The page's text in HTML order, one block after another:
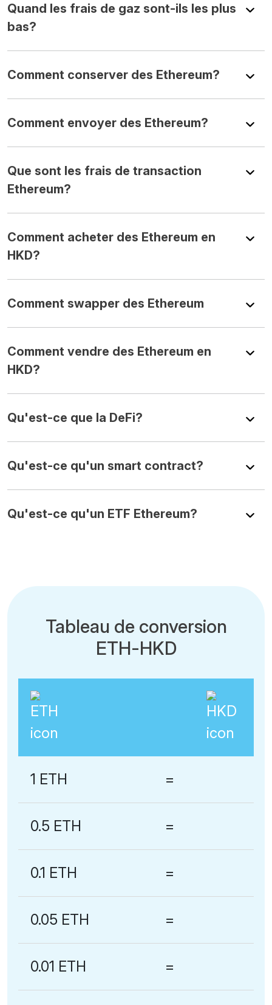
Quand les frais de gaz sont-ils les plus
bas?
Comment conserver des Ethereum?
Comment envoyer des Ethereum?
Que sont les frais de transaction
Ethereum?
Comment acheter des Ethereum en
HKD?
Comment swapper des Ethereum
Comment vendre des Ethereum en
HKD?
Qu'est-ce que la DeFi?
Qu'est-ce qu'un smart contract?
Qu'est-ce qu'un ETF Ethereum?
Tableau de conversion
ETH-HKD
1 ETH =
0.5 ETH =
0.1 ETH =
0.05 ETH =
0.01 ETH =